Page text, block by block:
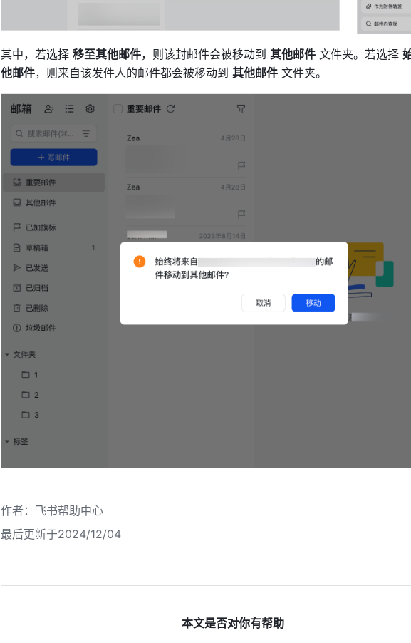
其中，若选择 移至其他邮件，则该封邮件会被移动到 其他邮件 文件夹。若选择
他邮件，则来自该发件人的邮件都会被移动到 其他邮件 文件夹。
作者 ： 飞书帮助中心
最后更新于2024/12/04
本文是否对你有帮助